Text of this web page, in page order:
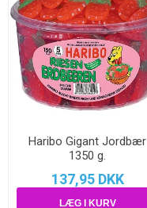
Haribo Gigant Jordbær
1350 g.
137,95 DKK